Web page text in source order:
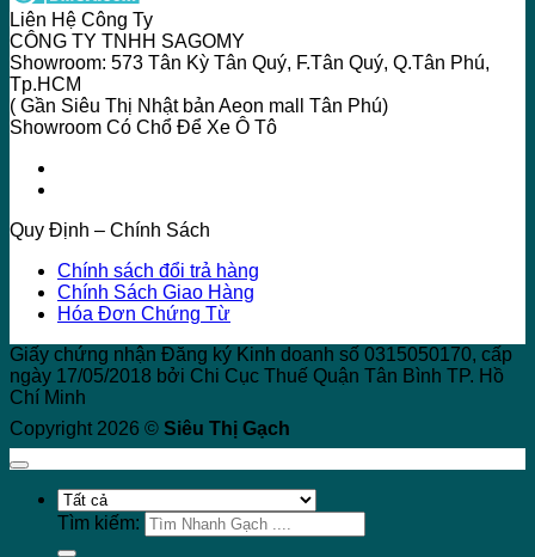
Liên Hệ Công Ty
CÔNG TY TNHH SAGOMY
Showroom: 573 Tân Kỳ Tân Quý, F.Tân Quý, Q.Tân Phú,
Tp.HCM
( Gần Siêu Thị Nhật bản Aeon mall Tân Phú)
Showroom Có Chổ Để Xe Ô Tô
Quy Định – Chính Sách
Chính sách đổi trả hàng
Chính Sách Giao Hàng
Hóa Đơn Chứng Từ
Giấy chứng nhận Đăng ký Kinh doanh số 0315050170, cấp
ngày 17/05/2018 bởi Chi Cục Thuế Quận Tân Bình TP. Hồ
Chí Minh
Copyright 2026 © Siêu Thị Gạch
Tìm kiếm: